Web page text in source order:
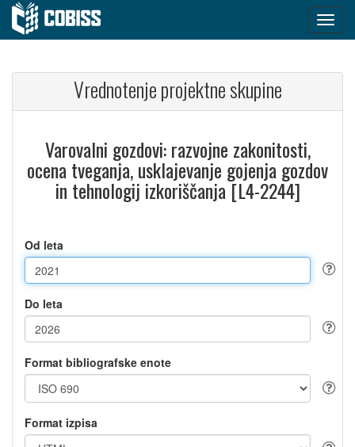
Vrednotenje projektne skupine
Varovalni gozdovi: razvojne zakonitosti,
ocena tveganja, usklajevanje gojenja gozdov
in tehnologij izkoriščanja [L4-2244]
Od leta
Do leta
Format bibliografske enote
Format izpisa